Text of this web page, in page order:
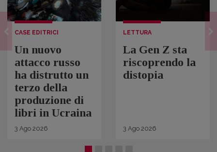
CASE EDITRICI
Un nuovo
attacco russo
ha distrutto un
terzo della
produzione di
libri in Ucraina
3 Ago 2026
LETTURA
La Gen Z sta
riscoprendo la
distopia
3 Ago 2026